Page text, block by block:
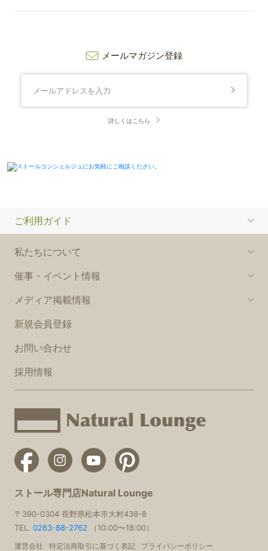
メールマガジン登録
詳しくはこちら
ご利用ガイド
私たちについて
催事・イベント情報
メディア掲載情報
新規会員登録
お問い合わせ
採用情報
ストール専門店Natural Lounge
〒390-0304 長野県松本市大村438-8
TEL. 0263-88-2762 （10:00〜18:00）
運営会社 特定法商取引に基づく表記 プライバシーポリシー